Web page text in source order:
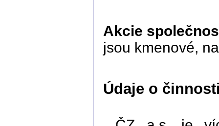
Akcie
jsou kmenové,
Údaje o